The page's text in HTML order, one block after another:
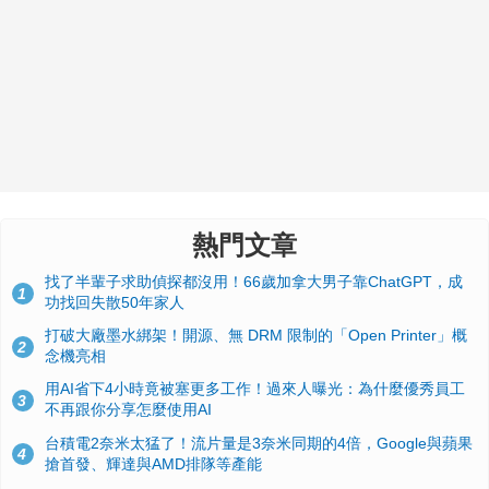
熱門文章
1
找了半輩子求助偵探都沒用！66歲加拿大男子靠ChatGPT，成
功找回失散50年家人
2
打破大廠墨水綁架！開源、無 DRM 限制的「Open Printer」概
念機亮相
3
用AI省下4小時竟被塞更多工作！過來人曝光：為什麼優秀員工
不再跟你分享怎麼使用AI
4
台積電2奈米太猛了！流片量是3奈米同期的4倍，Google與蘋果
搶首發、輝達與AMD排隊等產能